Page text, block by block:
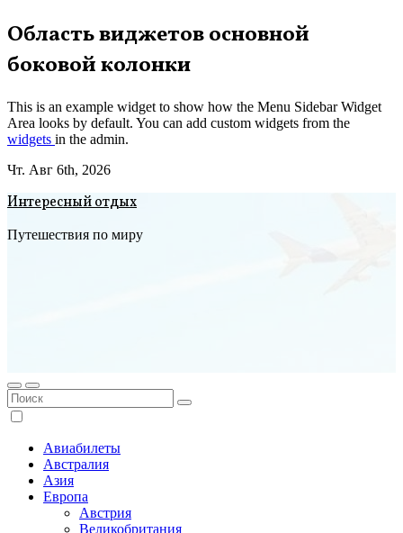
Перейти
к
содержимому
Область виджетов основной
боковой колонки
This is an example widget to show how the Menu Sidebar Widget
Area looks by default. You can add custom widgets from the
widgets in the admin.
Чт. Авг 6th, 2026
Интересный отдых
Путешествия по миру
Авиабилеты
Австралия
Азия
Европа
Австрия
Великобритания